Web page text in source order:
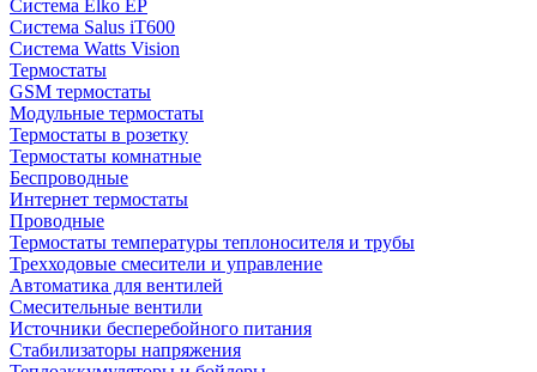
Система Elko EP
Система Salus iT600
Система Watts Vision
Термостаты
GSM термостаты
Модульные термостаты
Термостаты в розетку
Термостаты комнатные
Беспроводные
Интернет термостаты
Проводные
Термостаты температуры теплоносителя и трубы
Трехходовые смесители и управление
Автоматика для вентилей
Смесительные вентили
Источники бесперебойного питания
Стабилизаторы напряжения